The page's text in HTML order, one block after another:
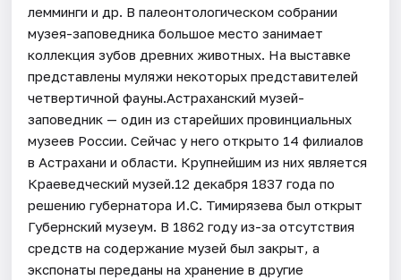
лемминги и др. В палеонтологическом собрании
музея-заповедника большое место занимает
коллекция зубов древних животных. На выставке
представлены муляжи некоторых представителей
четвертичной фауны.Астраханский музей-
заповедник — один из старейших провинциальных
музеев России. Сейчас у него открыто 14 филиалов
в Астрахани и области. Крупнейшим из них является
Краеведческий музей.12 декабря 1837 года по
решению губернатора И.С. Тимирязева был открыт
Губернский музеум. В 1862 году из-за отсутствия
средств на содержание музей был закрыт, а
экспонаты переданы на хранение в другие